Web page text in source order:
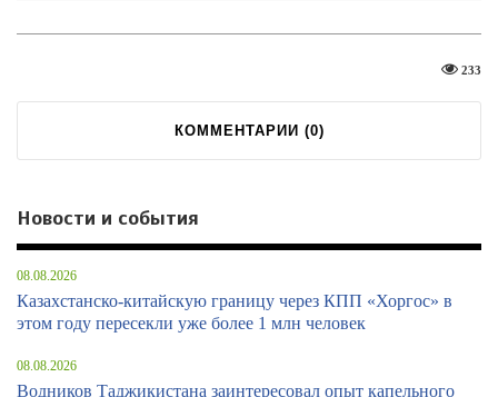
233
КОММЕНТАРИИ (0)
Новости и события
08.08.2026
Казахстанско-китайскую границу через КПП «Хоргос» в
этом году пересекли уже более 1 млн человек
08.08.2026
Водников Таджикистана заинтересовал опыт капельного